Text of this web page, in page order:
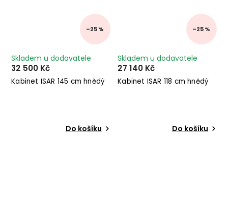
–25 %
Kabinet ISAR 145 cm hnědý
Skladem u dodavatele
32 500 Kč
Do košíku
–25 %
Kabinet ISAR 118 cm hnědý
Skladem u dodavatele
27 140 Kč
Do košíku